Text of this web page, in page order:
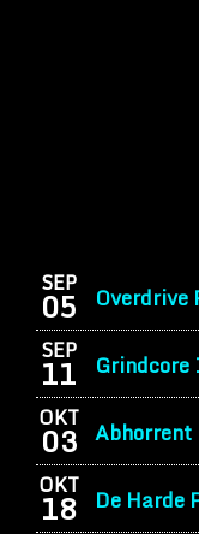
SEP
05 Overdrive
SEP
11
OKT
03 Abhorrent
OKT
18 De Harde